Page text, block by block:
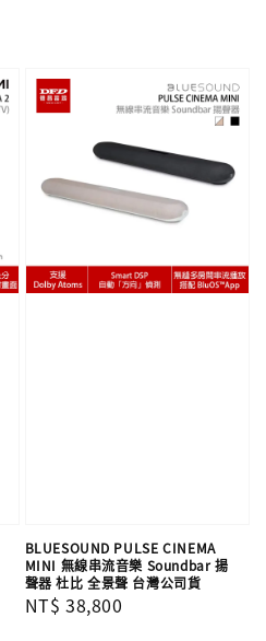
BLUESOUND PULSE CINEMA
MINI 無線串流音樂 Soundbar 揚
聲器 杜比 全景聲 台灣公司貨
Regular
NT$ 38,800